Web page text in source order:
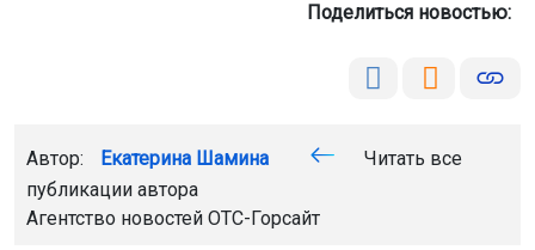
Поделиться новостью:
Автор: Екатерина Шамина
Читать все
публикации автора
Агентство новостей ОТС-Горсайт